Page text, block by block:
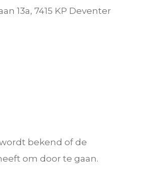
13a, 7415 KP Deventer
bekend of de
om door te gaan.